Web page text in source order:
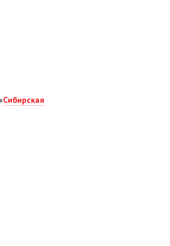
Сибирская